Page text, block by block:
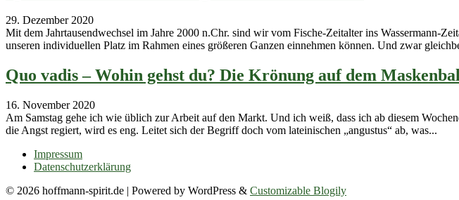
29. Dezember 2020
Mit dem Jahrtausendwechsel im Jahre 2000 n.Chr. sind wir vom Fische-Zeitalter ins Wassermann-
unseren individuellen Platz im Rahmen eines größeren Ganzen einnehmen können. Und zwar
Quo vadis – Wohin gehst du? Die Krönung auf dem
16. November 2020
Am Samstag gehe ich wie üblich zur Arbeit auf den Markt. Und ich weiß, dass ich ab diesem
die Angst regiert, wird es eng. Leitet sich der Begriff doch vom lateinischen „angustus“ ab, was...
Impressum
Datenschutzerklärung
© 2026 hoffmann-spirit.de | Powered by WordPress & Customizable Blogily